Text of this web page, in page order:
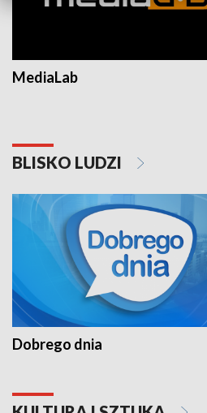
MediaLab
BLISKO LUDZI
Dobrego dnia